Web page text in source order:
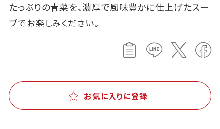
たっぷりの青菜を、濃厚で風味豊かに仕上げたスー
プでお楽しみください。
お気に入りに登録